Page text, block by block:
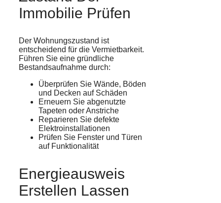
Immobilie Prüfen
Der Wohnungszustand ist
entscheidend für die Vermietbarkeit.
Führen Sie eine gründliche
Bestandsaufnahme durch:
Überprüfen Sie Wände, Böden
und Decken auf Schäden
Erneuern Sie abgenutzte
Tapeten oder Anstriche
Reparieren Sie defekte
Elektroinstallationen
Prüfen Sie Fenster und Türen
auf Funktionalität
Energieausweis
Erstellen Lassen